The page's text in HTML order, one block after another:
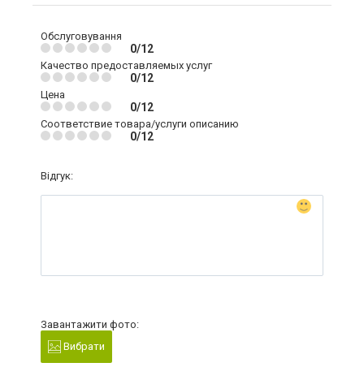
Обслуговування
0/12
Качество предоставляемых услуг
0/12
Цена
0/12
Соответствие товара/услуги описанию
0/12
Відгук:
Завантажити фото:
Вибрати